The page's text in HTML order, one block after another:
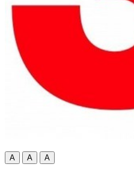
A A A